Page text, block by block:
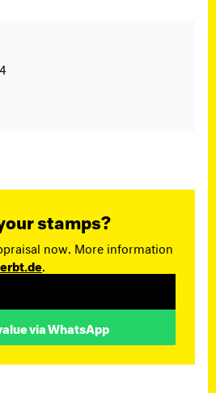
stamps?
now. More information
via WhatsApp